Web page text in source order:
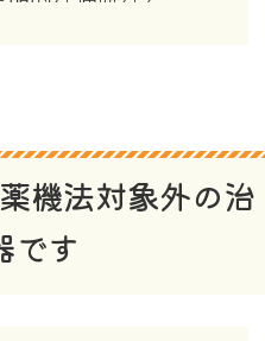
がったりすること
いて歯が動かな
機法対象外の治
です